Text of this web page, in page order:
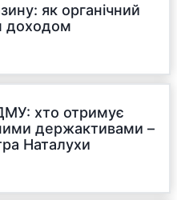
як органічний
доходом
хто отримує
держактивами –
Наталухи